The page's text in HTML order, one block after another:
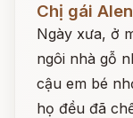
Chị gái
Ngày xưa, ở
ngôi nhà gỗ
cậu em bé
họ đều đã